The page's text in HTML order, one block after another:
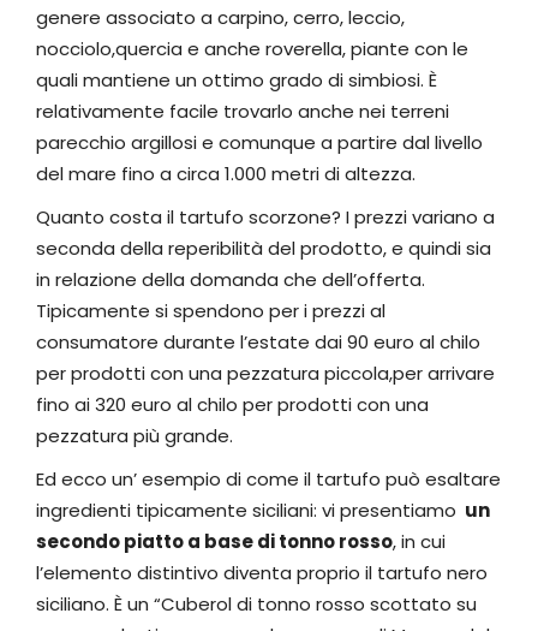
genere associato a carpino, cerro, leccio,
nocciolo,quercia e anche roverella, piante con le
quali mantiene un ottimo grado di simbiosi. È
relativamente facile trovarlo anche nei terreni
parecchio argillosi e comunque a partire dal livello
del mare fino a circa 1.000 metri di altezza.
Quanto costa il tartufo scorzone? I prezzi variano a
seconda della reperibilità del prodotto, e quindi sia
in relazione della domanda che dell’offerta.
Tipicamente si spendono per i prezzi al
consumatore durante l’estate dai 90 euro al chilo
per prodotti con una pezzatura piccola,per arrivare
fino ai 320 euro al chilo per prodotti con una
pezzatura più grande.​
Ed ecco un’ esempio di come il tartufo può esaltare
ingredienti tipicamente siciliani: vi presentiamo un
secondo piatto a base di tonno rosso, in cui
l’elemento distintivo diventa proprio il tartufo nero
siciliano. È un “Cuberol di tonno rosso scottato su